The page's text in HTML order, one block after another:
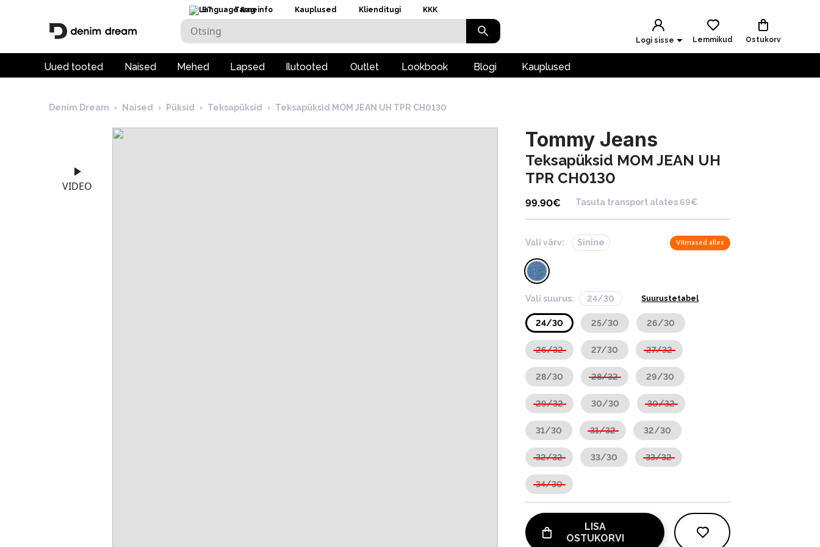
ET Tarneinfo Kauplused Klienditugi KKK
Logi sisse Lemmikud Ostukorv
Uued tooted Naised Mehed Lapsed Ilutooted Outlet Lookbook Blogi Kauplused
Denim Dream › Naised › Püksid › Teksapüksid › Teksapüksid MOM JEAN UH TPR CH0130
VIDEO
Tommy Jeans
Teksapüksid MOM JEAN UH
TPR CH0130
99.90€ Tasuta transport alates 69€
Vali värv: Sinine Viimased alles
Vali suurus: 24/30 Suurustetabel
24/30 25/30 26/30
26/32 27/30 27/32
28/30 28/32 29/30
29/32 30/30 30/32
31/30 31/32 32/30
32/32 33/30 33/32
34/30
LISA
OSTUKORVI